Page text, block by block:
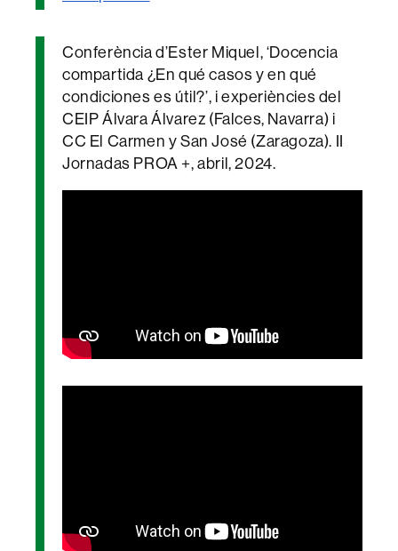
Conferència d’Ester Miquel, ‘Docencia
compartida ¿En qué casos y en qué
condiciones es útil?’, i experiències del
CEIP Álvara Álvarez (Falces, Navarra) i
CC El Carmen y San José (Zaragoza). II
Jornadas PROA +, abril, 2024.